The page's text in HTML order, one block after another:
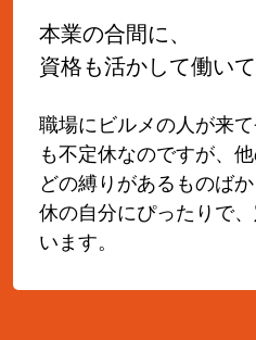
本業の合間に、
資格も活かして働いて
職場にビルメの人が来
も不定休なのですが、
どの縛りがあるものば
休の自分にぴったりで
います。